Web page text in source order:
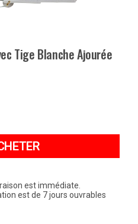
Tige Blanche Ajourée
est immédiate.
est de 7 jours ouvrables